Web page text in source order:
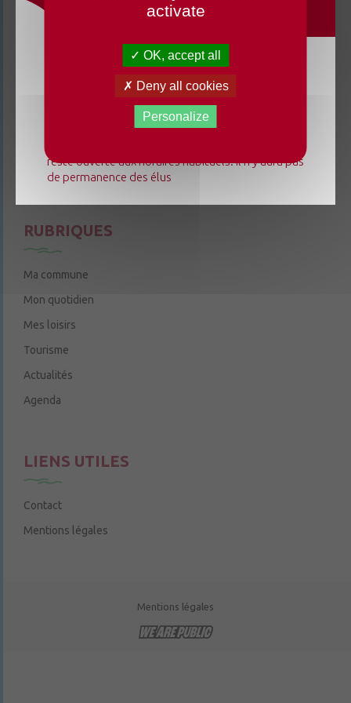
Le mardi de 9h à 12h
Le jeudi de 9h à 12h et de 14h à 18h
Nous contacter
RUBRIQUES
Ma commune
Mon quotidien
Mes loisirs
Tourisme
Actualités
Agenda
LIENS UTILES
Contact
Mentions légales
Mentions légales
Du lundi 3 août au dimanche 23 août 2026, la
mairie déléguée de Chenillé-Changé adapte ses
horaires ⚠ Elle sera fermée les jeudis, ouverte les
lundis 3, 10 et 17 août de 9h à 12h. L'accueil de la
reste ouverte aux horaires habituels. Il n'y aura pas
de permanence des élus
activate
OK, accept all
Deny all cookies
Personalize